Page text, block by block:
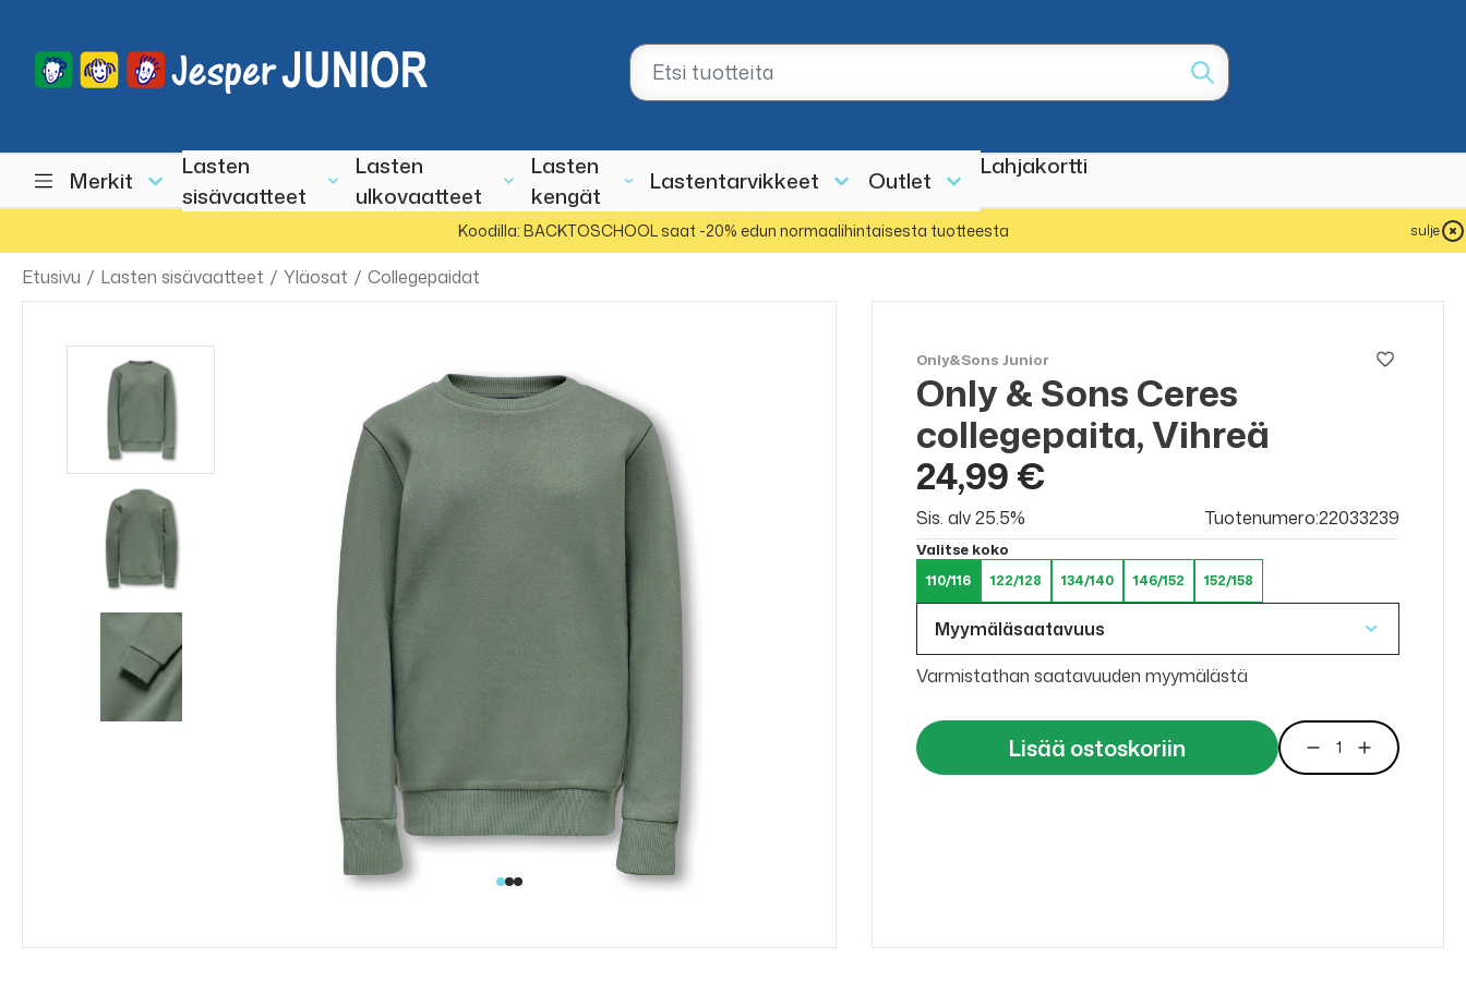
Merkit
Lasten
sisävaatteet
Lasten
ulkovaatteet
Lasten
kengät
Lastentarvikkeet Outlet
Lahjakortti
Koodilla: BACKTOSCHOOL saat -20% edun normaalihintaisesta tuotteesta sulje
Etusivu / Lasten sisävaatteet / Yläosat / Collegepaidat
Only&Sons Junior
Only & Sons Ceres
collegepaita, Vihreä
24,99 €
Sis. alv 25.5% Tuotenumero:22033239
Valitse koko
110/116 122/128 134/140 146/152 152/158
Myymäläsaatavuus
Varmistathan saatavuuden myymälästä
Lisää ostoskoriin